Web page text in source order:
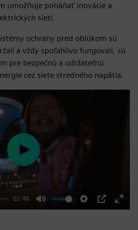
umožňuje poháňať inovácie a
sietí.
ochrany pred oblúkom sú
a vždy spoľahlivo fungovali, sú
pre bezpečnú a udržateľnú
cez siete stredného napätia.
02:46
Mute Settings
PIP
Enter
Play